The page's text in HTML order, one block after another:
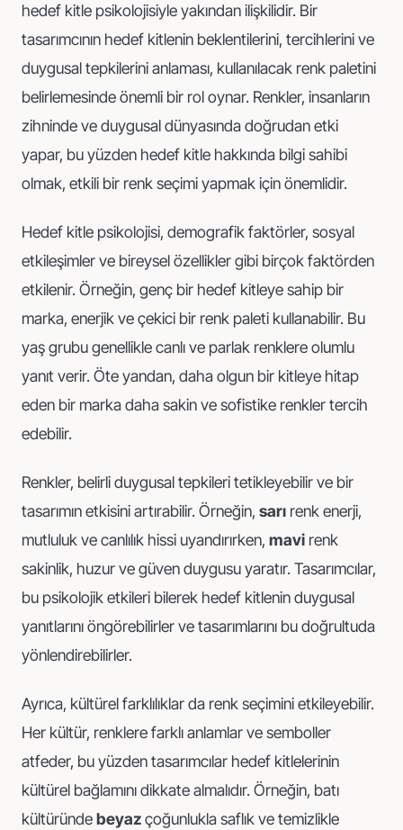
hedef kitle psikolojisiyle yakından ilişkilidir. Bir
tasarımcının hedef kitlenin beklentilerini, tercihlerini ve
duygusal tepkilerini anlaması, kullanılacak renk paletini
belirlemesinde önemli bir rol oynar. Renkler, insanların
zihninde ve duygusal dünyasında doğrudan etki
yapar, bu yüzden hedef kitle hakkında bilgi sahibi
olmak, etkili bir renk seçimi yapmak için önemlidir.
Hedef kitle psikolojisi, demografik faktörler, sosyal
etkileşimler ve bireysel özellikler gibi birçok faktörden
etkilenir. Örneğin, genç bir hedef kitleye sahip bir
marka, enerjik ve çekici bir renk paleti kullanabilir. Bu
yaş grubu genellikle canlı ve parlak renklere olumlu
yanıt verir. Öte yandan, daha olgun bir kitleye hitap
eden bir marka daha sakin ve sofistike renkler tercih
edebilir.
Renkler, belirli duygusal tepkileri tetikleyebilir ve bir
tasarımın etkisini artırabilir. Örneğin, sarı renk enerji,
mutluluk ve canlılık hissi uyandırırken, mavi renk
sakinlik, huzur ve güven duygusu yaratır. Tasarımcılar,
bu psikolojik etkileri bilerek hedef kitlenin duygusal
yanıtlarını öngörebilirler ve tasarımlarını bu doğrultuda
yönlendirebilirler.
Ayrıca, kültürel farklılıklar da renk seçimini etkileyebilir.
Her kültür, renklere farklı anlamlar ve semboller
atfeder, bu yüzden tasarımcılar hedef kitlelerinin
kültürel bağlamını dikkate almalıdır. Örneğin, batı
kültüründebeyazçoğunlukla saflık ve temizlikle